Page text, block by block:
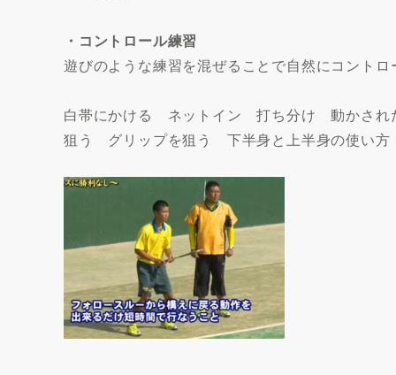
・コントロール練習
遊びのような練習を混ぜることで自然にコントロ
白帯にかける ネットイン 打ち分け 動かされ
狙う グリップを狙う 下半身と上半身の使い方